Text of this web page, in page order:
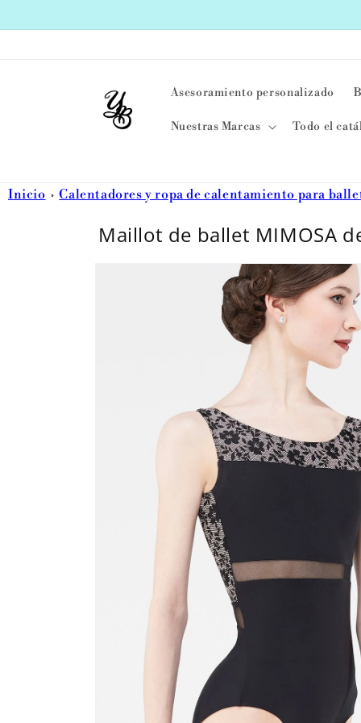
al contenido
Asesoramiento personalizado
Nuestras Marcas Todo el
Inicio Calentadores y ropa de calentamiento para
Maillot de ballet MIMOSA